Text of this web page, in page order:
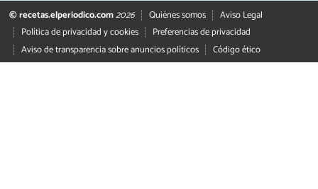
© recetas.elperiodico.com2026 Quiénes somos
Aviso Legal
Política de privacidad y cookies
Preferencias de privacidad
Aviso de transparencia sobre anuncios políticos
Código ético